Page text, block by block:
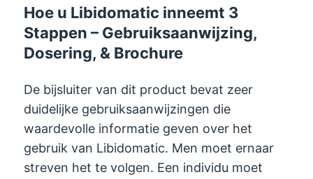
Hoe u Libidomatic inneemt 3
Stappen – Gebruiksaanwijzing,
Dosering, & Brochure
De bijsluiter van dit product bevat zeer
duidelijke gebruiksaanwijzingen die
waardevolle informatie geven over het
gebruik van Libidomatic. Men moet ernaar
streven het te volgen. Een individu moet